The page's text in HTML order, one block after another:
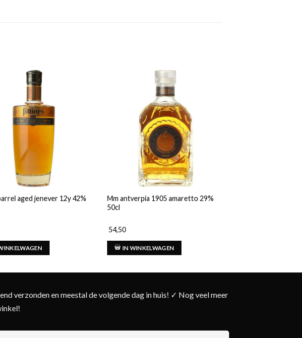
aged jenever 12y 42%
Mm antverpia 1905 amaretto 29%
50cl
54,50
IN WINKELWAGEN
verzonden en meestal de volgende dag in huis! ✓ Nog veel meer